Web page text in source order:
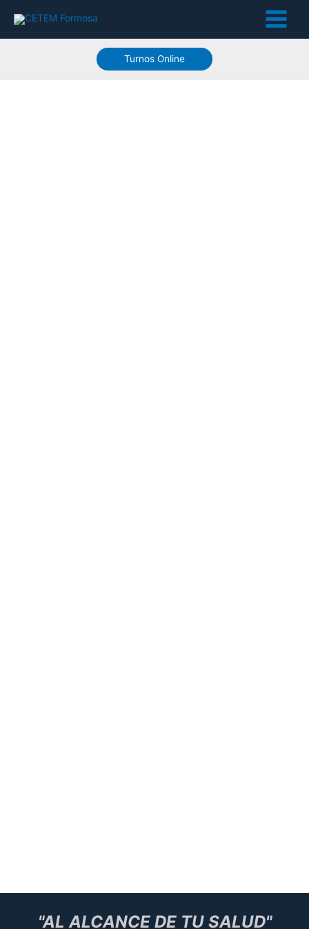
Turnos Online
"AL ALCANCE DE TU SALUD"